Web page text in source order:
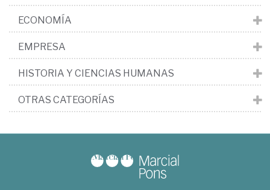
ECONOMÍA
EMPRESA
HISTORIA Y CIENCIAS HUMANAS
OTRAS CATEGORÍAS